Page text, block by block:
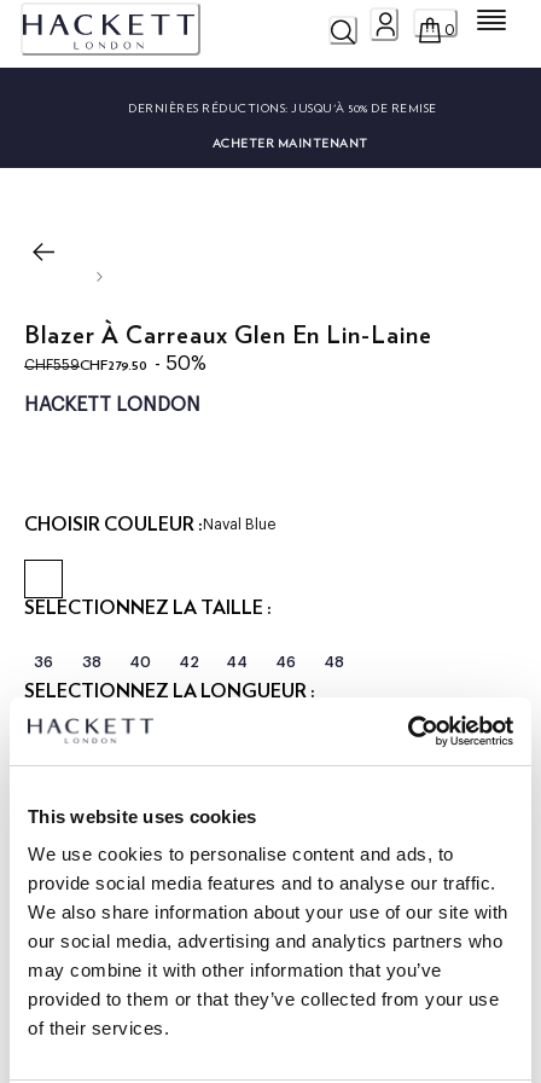
This website uses cookies
We use cookies to personalise content and ads, to
provide social media features and to analyse our traffic.
We also share information about your use of our site with
our social media, advertising and analytics partners who
may combine it with other information that you’ve
provided to them or that they’ve collected from your use
of their services.
0 Menu
DERNIÈRES RÉDUCTIONS: JUSQU'À 50% DE REMISE
ACHETER MAINTENANT
Blazer À Carreaux Glen En Lin-Laine
CHF559
original price CHF559
CHF279.50
current price CHF279.50
- 50%
HACKETT LONDON
CHOISIR COULEUR : Naval Blue
SÉLECTIONNEZ LA TAILLE :
36 38 40 42 44 46 48
SÉLECTIONNEZ LA LONGUEUR :
RÉGULIER LONGUE
Taille du mannequin:1.85 m
GUIDE DES TAILLES
DÉTAILS DU PRODUIT
DESCRIPTION
HM4400127
- Hackett London
LIVRAISON ET RETOURS
Livraison et retours gratuits